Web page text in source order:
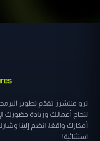
ترو فنتشرز تقدّم تطوير
لنجاح أعمالك وزيادة حضورك
أفكارك واقعًا، انضم إلينا
استثنائية!